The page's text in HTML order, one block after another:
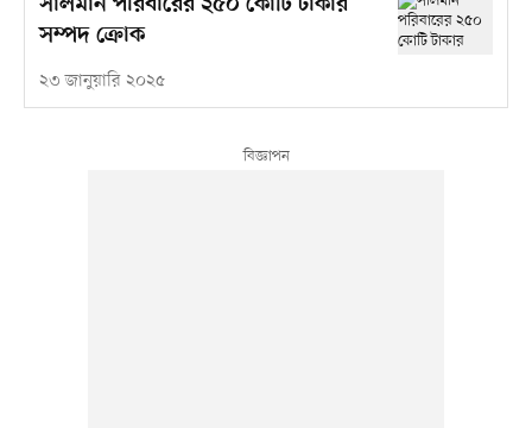
সালমান পরিবারের ২৫০ কোটি টাকার
সম্পদ ক্রোক
২৩ জানুয়ারি ২০২৫